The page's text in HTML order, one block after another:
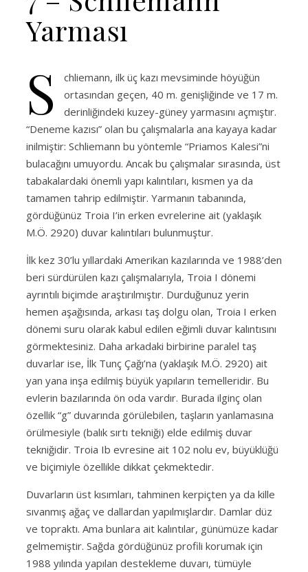
Yarması
S
chliemann, ilk üç kazı mevsiminde höyüğün
ortasından geçen, 40 m. genişliğinde ve 17 m.
derinliğindeki kuzey-güney yarmasını açmıştır.
“Deneme kazısı” olan bu çalışmalarla ana kayaya kadar
inilmiştir: Schliemann bu yöntemle “Priamos Kalesi”ni
bulacağını umuyordu. Ancak bu çalışmalar sırasında, üst
tabakalardaki önemli yapı kalıntıları, kısmen ya da
tamamen tahrip edilmiştir. Yarmanın tabanında,
gördüğünüz Troia I’in erken evrelerine ait (yaklaşık
M.Ö. 2920) duvar kalıntıları bulunmuştur.
İlk kez 30’lu yıllardaki Amerikan kazılarında ve 1988’den
beri sürdürülen kazı çalışmalarıyla, Troia I dönemi
ayrıntılı biçimde araştırılmıştır. Durduğunuz yerin
hemen aşağısında, arkası taş dolgu olan, Troia I erken
dönemi suru olarak kabul edilen eğimli duvar kalıntısını
görmektesiniz. Daha arkadaki birbirine paralel taş
duvarlar ise, İlk Tunç Çağı’na (yaklaşık M.Ö. 2920) ait
yan yana inşa edilmiş büyük yapıların temelleridir. Bu
evlerin bazılarında ön oda vardır. Burada ilginç olan
özellik “g” duvarında görülebilen, taşların yanlamasına
örülmesiyle (balık sırtı tekniği) elde edilmiş duvar
tekniğidir. Troia Ib evresine ait 102 nolu ev, büyüklüğü
ve biçimiyle özellikle dikkat çekmektedir.
Duvarların üst kısımları, tahminen kerpiçten ya da kille
sıvanmış ağaç ve dallardan yapılmışlardır. Damlar düz
ve topraktı. Ama bunlara ait kalıntılar, günümüze kadar
gelmemiştir. Sağda gördüğünüz profili korumak için
1988 yılında yapılan destekleme duvarı, tümüyle